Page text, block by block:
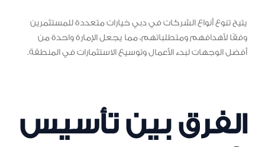
يتيح تنوع أنواع الشركات في دبي خيارات متعددة للمستثمرين
وفقًا لأهدافهم ومتطلباتهم، مما يجعل الإمارة واحدة من
أفضل الوجهات لبدء الأعمال وتوسيع الاستثمارات في المنطقة.
الفرق بين تأسيس